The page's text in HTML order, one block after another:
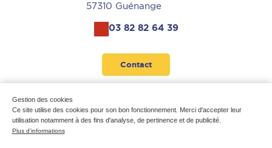
Gestion des cookies
Ce site utilise des cookies pour son bon fonctionnement. Merci d'accepter leur
utilisation notamment à des fins d'analyse, de pertinence et de publicité.
Plus d'informations
57310 Guénange
03 82 82 64 39
Contact